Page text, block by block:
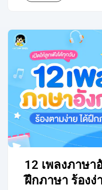
12 เพลงภาษา
ฝึกภาษา ร้อง